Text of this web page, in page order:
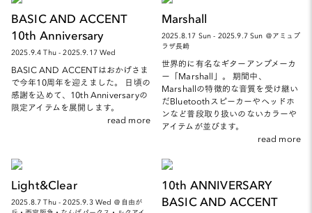
BASIC AND ACCENT
10th Anniversary
2025.9.4 Thu - 2025.9.17 Wed
BASIC AND ACCENTはおかげさま
で今年10周年を迎えました。 日頃の
感謝を込めて、10th Anniversaryの
限定アイテムを展開します。
read more
Marshall
2025.8.17 Sun - 2025.9.7 Sun ＠アミュプ
ラザ長崎
世界的に有名なギターアンプメーカ
ー「Marshall」。 期間中、
Marshallの特徴的な音質を受け継い
だBluetoothスピーカーやヘッドホ
ンなど普段取り扱いのないカラーや
アイテムが並びます。
read more
Light&Clear
2025.8.7 Thu - 2025.9.3 Wed ＠自由が
10th ANNIVERSARY
BASIC AND ACCENT